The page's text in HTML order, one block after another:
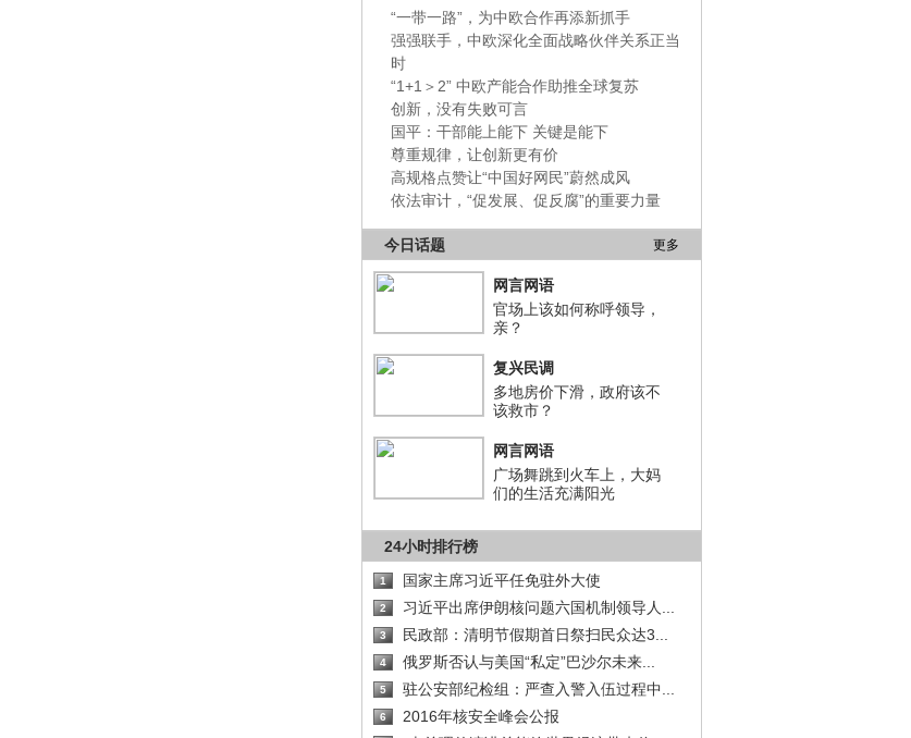
“一带一路”，为中欧合作再添新抓手
强强联手，中欧深化全面战略伙伴关系正当
时
“1+1＞2” 中欧产能合作助推全球复苏
创新，没有失败可言
国平：干部能上能下 关键是能下
尊重规律，让创新更有价
高规格点赞让“中国好网民”蔚然成风
依法审计，“促发展、促反腐”的重要力量
今日话题 更多
网言网语
官场上该如何称呼领导，
亲？
复兴民调
多地房价下滑，政府该不
该救市？
网言网语
广场舞跳到火车上，大妈
们的生活充满阳光
24小时排行榜
1 国家主席习近平任免驻外大使
2 习近平出席伊朗核问题六国机制领导人...
3 民政部：清明节假期首日祭扫民众达3...
4 俄罗斯否认与美国“私定”巴沙尔未来...
5 驻公安部纪检组：严查入警入伍过程中...
6
2016年核安全峰会公报